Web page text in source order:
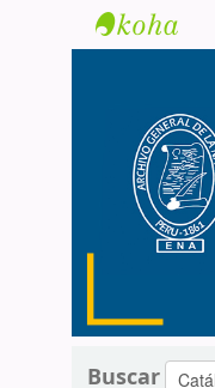
Biblioteca
ENA
Buscar